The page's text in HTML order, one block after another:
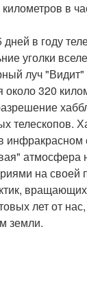
в
в году
уголки
луч
около 320
телескопов.
инфракрасном
атмосфера
на своей
лет от
земли.